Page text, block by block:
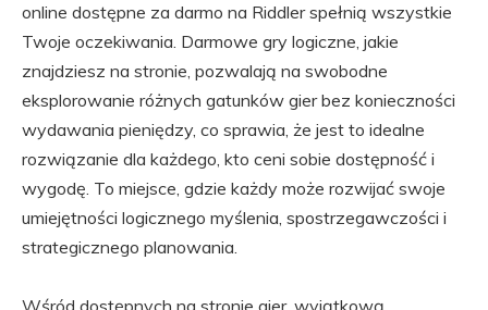
online dostępne za darmo na Riddler spełnią wszystkie
Twoje oczekiwania. Darmowe gry logiczne, jakie
znajdziesz na stronie, pozwalają na swobodne
eksplorowanie różnych gatunków gier bez konieczności
wydawania pieniędzy, co sprawia, że jest to idealne
rozwiązanie dla każdego, kto ceni sobie dostępność i
wygodę. To miejsce, gdzie każdy może rozwijać swoje
umiejętności logicznego myślenia, spostrzegawczości i
strategicznego planowania.